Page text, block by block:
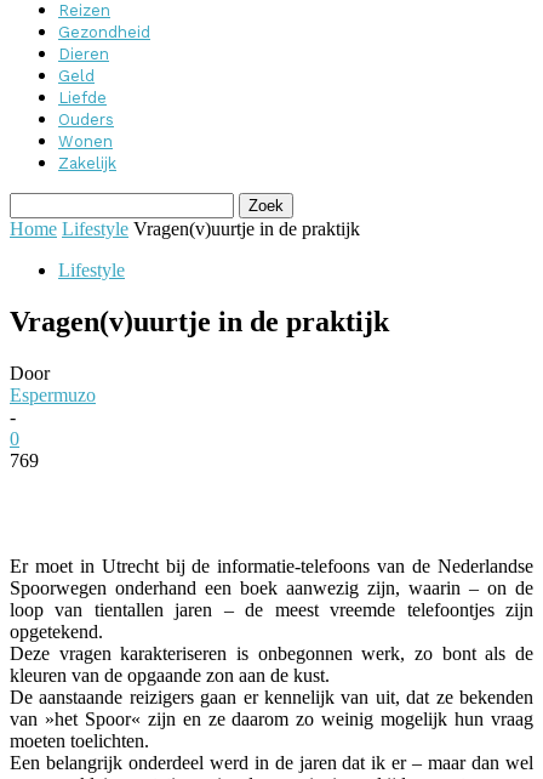
Reizen
Gezondheid
Dieren
Geld
Liefde
Ouders
Wonen
Zakelijk
Home Lifestyle Vragen(v)uurtje in de praktijk
Lifestyle
Vragen(v)uurtje in de praktijk
Door
Espermuzo
-
0
769
Er moet in Utrecht bij de informatie-telefoons van de Nederlandse
Spoorwegen onderhand een boek aanwezig zijn, waarin – on de
loop van tientallen jaren – de meest vreemde telefoontjes zijn
opgetekend.
Deze vragen karakteriseren is onbegonnen werk, zo bont als de
kleuren van de opgaande zon aan de kust.
De aanstaande reizigers gaan er kennelijk van uit, dat ze bekenden
van »het Spoor« zijn en ze daarom zo weinig mogelijk hun vraag
moeten toelichten.
Een belangrijk onderdeel werd in de jaren dat ik er – maar dan wel